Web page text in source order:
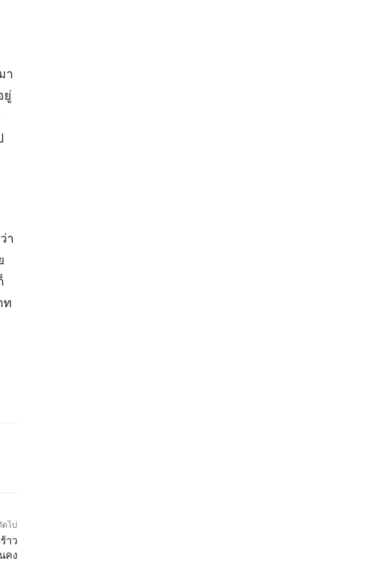
า
ยู่
า
ท
ไป
าว
คง